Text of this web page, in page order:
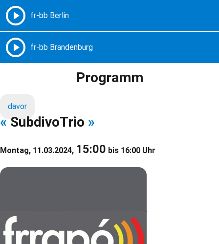
Freie Radios – Berlin Brandenburg
Programm
davor
« SubdivoTrio »
Montag, 11.03.2024, 15:00 bis 16:00 Uhr